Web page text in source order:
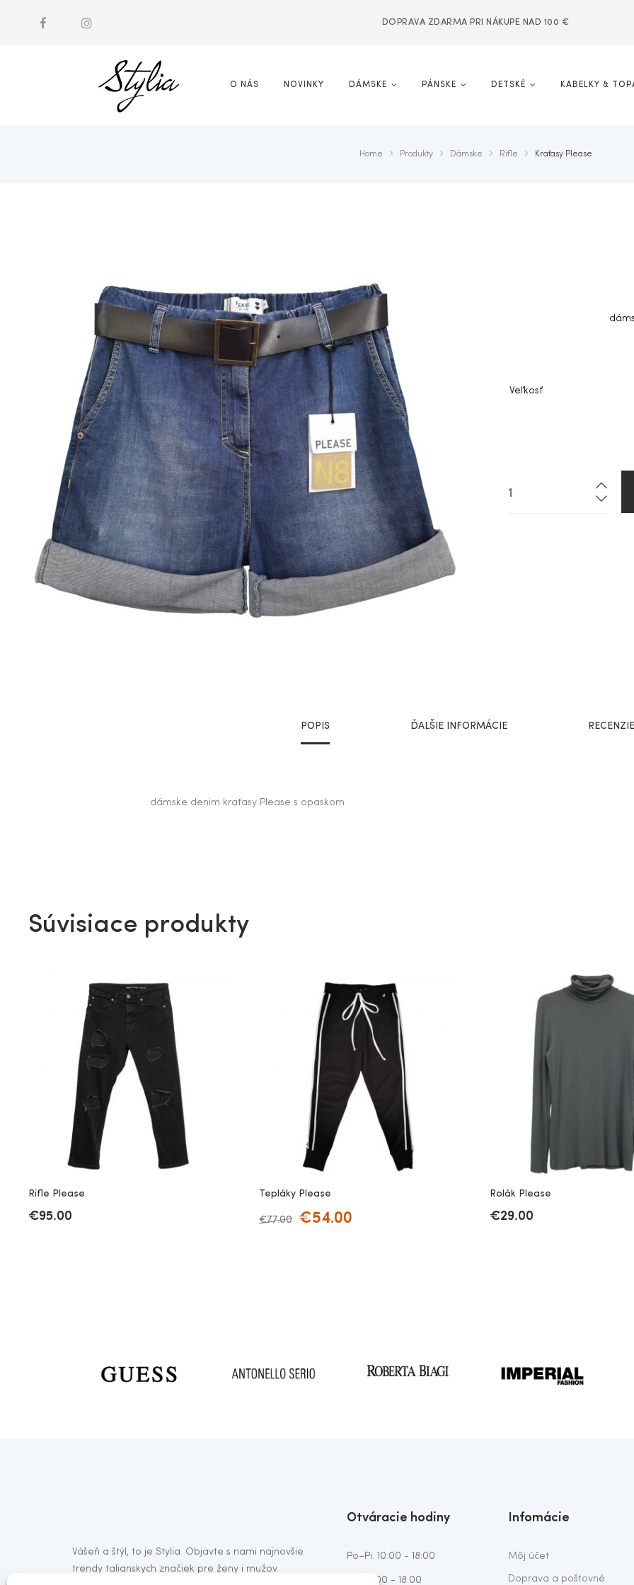
DOPRAVA ZDARMA PRI NÁKUPE NAD 100 €
O NÁS NOVINKY DÁMSKE PÁNSKE DETSKÉ KABELKY &
Home Produkty Dámske Rifle Kraťasy Please
Veľkosť
POPIS ĎALŠIE INFORMÁCIE
dámske denim kraťasy Please s opaskom
Súvisiace produkty
Rifle Please
€95.00
Tepláky Please
€77.00 €54.00
Rolák Please
€29.00
Vášeň a štýl, to je Stylia. Objavte s nami najnovšie
trendy talianskych značiek pre ženy i mužov.
Otváracie hodiny
Po–Pi: 10:00 - 18:00
So: 10:00 - 18.00
Infomácie
Môj účet
Doprava a poštovné